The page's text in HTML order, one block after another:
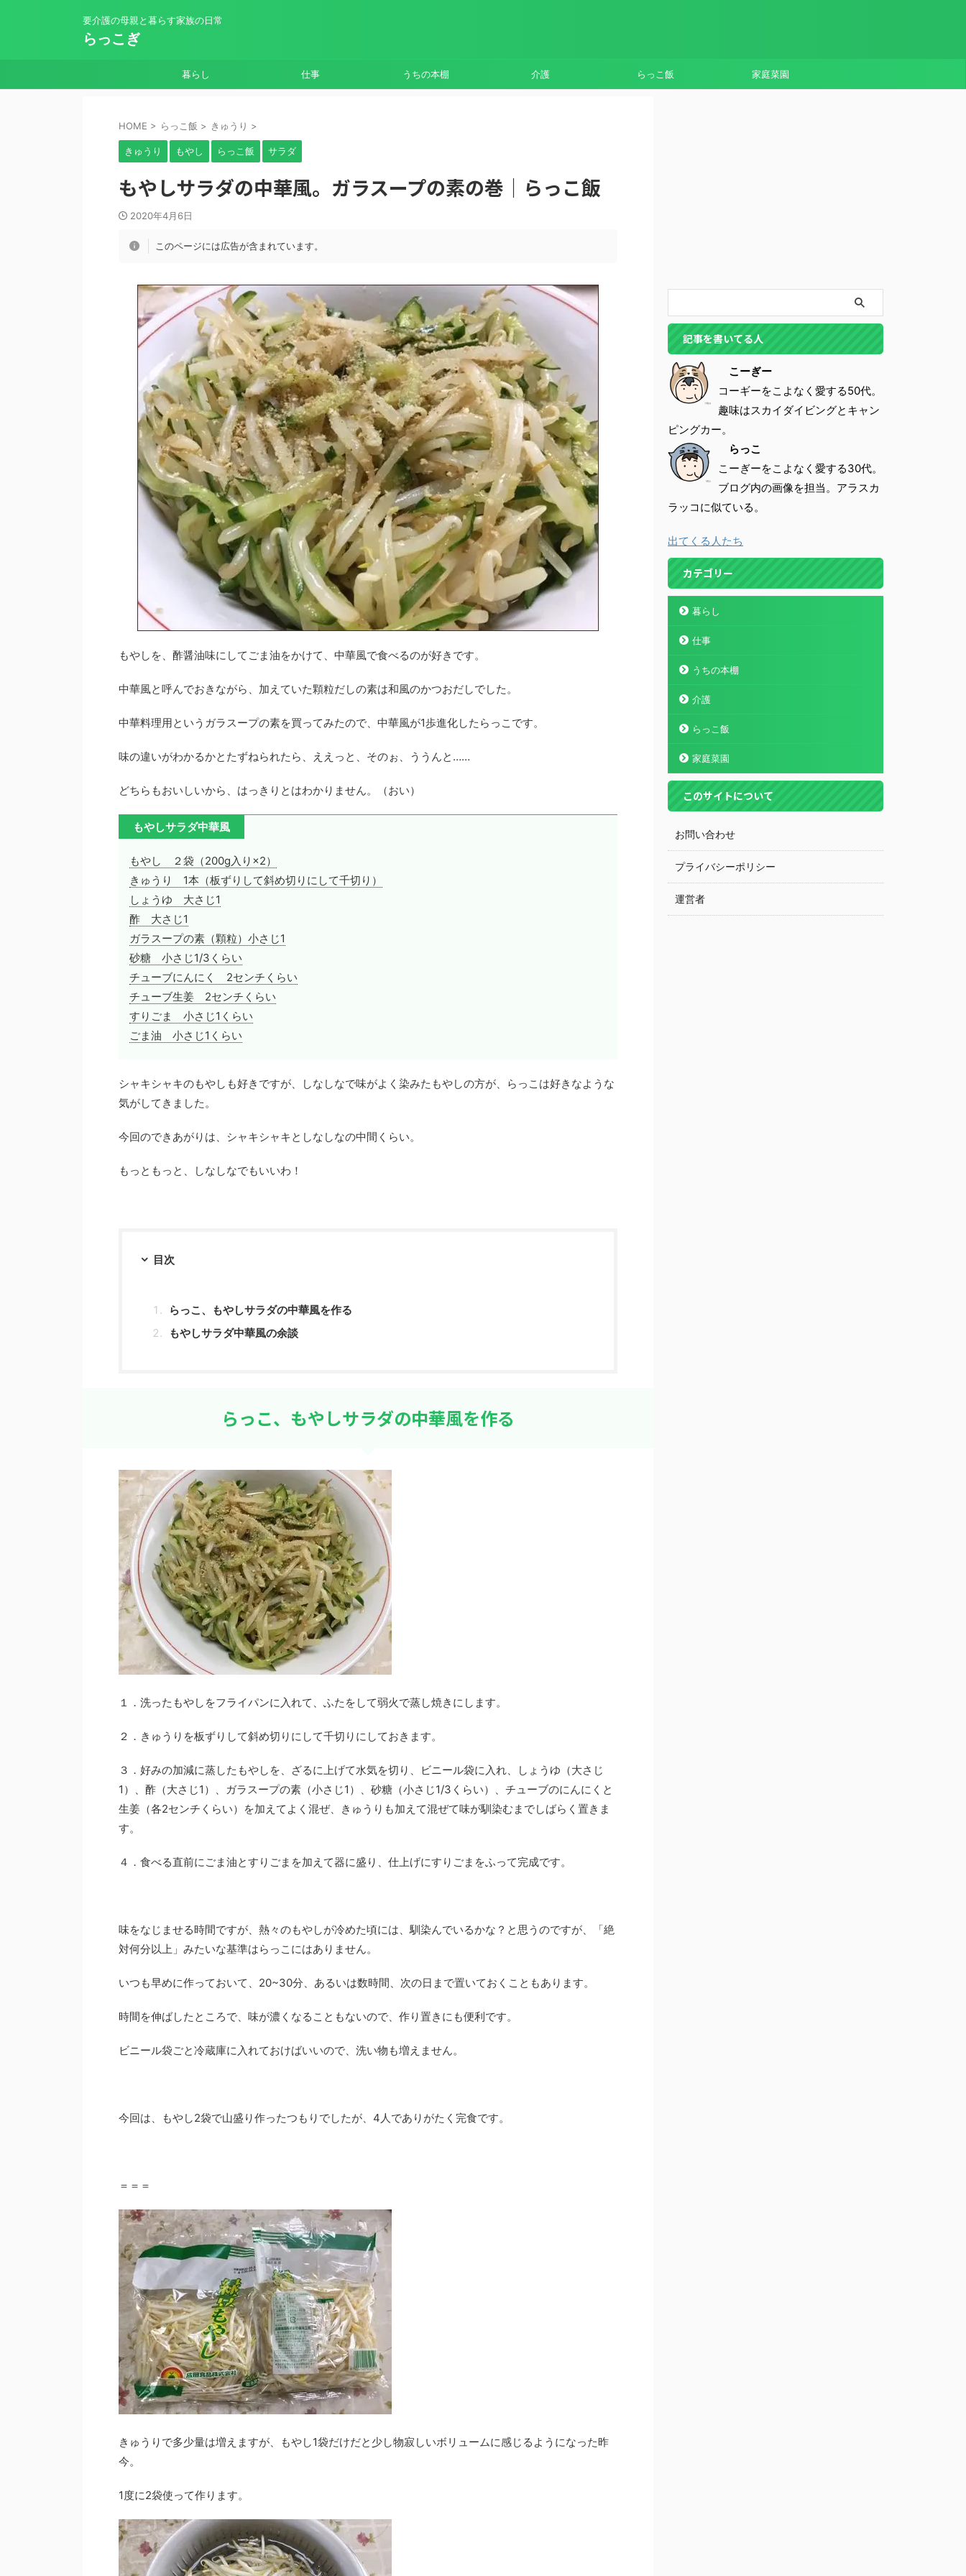
要介護の母親と暮らす家族の日常
らっこぎ
暮らし 仕事 うちの本棚 介護 らっこ飯 家庭菜園
HOME > らっこ飯 > きゅうり >
きゅうり もやし らっこ飯 サラダ
もやしサラダの中華風。ガラスープの素の巻｜らっこ飯
2020年4月6日
このページには広告が含まれています。
もやしを、酢醤油味にしてごま油をかけて、中華風で食べるのが好きです。
中華風と呼んでおきながら、加えていた顆粒だしの素は和風のかつおだしでした。
中華料理用というガラスープの素を買ってみたので、中華風が1歩進化したらっこです。
味の違いがわかるかとたずねられたら、ええっと、そのぉ、ううんと……
どちらもおいしいから、はっきりとはわかりません。（おい）
もやしサラダ中華風
もやし ２袋（200g入り×2）
きゅうり 1本（板ずりして斜め切りにして千切り）
しょうゆ 大さじ1
酢 大さじ1
ガラスープの素（顆粒）小さじ1
砂糖 小さじ1/3くらい
チューブにんにく 2センチくらい
チューブ生姜 2センチくらい
すりごま 小さじ1くらい
ごま油 小さじ1くらい
シャキシャキのもやしも好きですが、しなしなで味がよく染みたもやしの方が、らっこは好きなような
気がしてきました。
今回のできあがりは、シャキシャキとしなしなの中間くらい。
もっともっと、しなしなでもいいわ！
目次
らっこ、もやしサラダの中華風を作る
もやしサラダ中華風の余談
らっこ、もやしサラダの中華風を作る
１．洗ったもやしをフライパンに入れて、ふたをして弱火で蒸し焼きにします。
２．きゅうりを板ずりして斜め切りにして千切りにしておきます。
３．好みの加減に蒸したもやしを、ざるに上げて水気を切り、ビニール袋に入れ、しょうゆ（大さじ
1）、酢（大さじ1）、ガラスープの素（小さじ1）、砂糖（小さじ1/3くらい）、チューブのにんにくと
生姜（各2センチくらい）を加えてよく混ぜ、きゅうりも加えて混ぜて味が馴染むまでしばらく置きま
す。
４．食べる直前にごま油とすりごまを加えて器に盛り、仕上げにすりごまをふって完成です。
味をなじませる時間ですが、熱々のもやしが冷めた頃には、馴染んでいるかな？と思うのですが、「絶
対何分以上」みたいな基準はらっこにはありません。
いつも早めに作っておいて、20~30分、あるいは数時間、次の日まで置いておくこともあります。
時間を伸ばしたところで、味が濃くなることもないので、作り置きにも便利です。
ビニール袋ごと冷蔵庫に入れておけばいいので、洗い物も増えません。
今回は、もやし2袋で山盛り作ったつもりでしたが、4人でありがたく完食です。
＝＝＝
きゅうりで多少量は増えますが、もやし1袋だけだと少し物寂しいボリュームに感じるようになった昨
今。
1度に2袋使って作ります。
記事を書いてる人
こーぎー
コーギーをこよなく愛する50代。
趣味はスカイダイビングとキャン
ピングカー。
らっこ
こーぎーをこよなく愛する30代。
ブログ内の画像を担当。アラスカ
ラッコに似ている。
出てくる人たち
カテゴリー
暮らし
仕事
うちの本棚
介護
らっこ飯
家庭菜園
このサイトについて
お問い合わせ
プライバシーポリシー
運営者